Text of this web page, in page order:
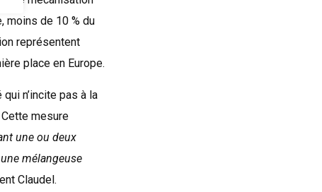
moins de 10 % du
représentent
place en Europe.
n’incite pas à la
mesure
une ou deux
mélangeuse
Claudel.